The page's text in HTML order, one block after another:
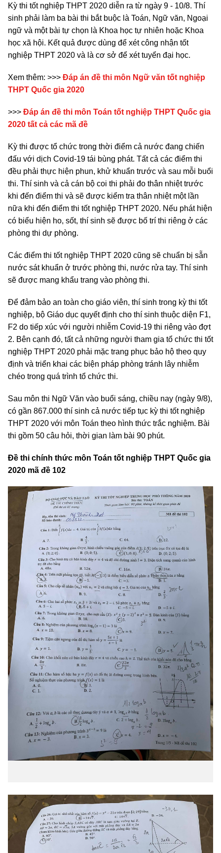
Kỳ thi tốt nghiệp THPT 2020 diễn ra từ ngày 9 - 10/8. Thí
sinh phải làm ba bài thi bắt buộc là Toán, Ngữ văn, Ngoại
ngữ và một bài tự chọn là Khoa học tự nhiên hoặc Khoa
học xã hội. Kết quả được dùng để xét công nhận tốt
nghiệp THPT 2020 và là cơ sở để xét tuyển đại học.
Xem thêm: >>> Đáp án đề thi môn Ngữ văn tốt nghiệp
THPT Quốc gia 2020
>>> Đáp án đề thi môn Toán tốt nghiệp THPT Quốc gia
2020 tất cả các mã đề
Kỳ thi được tổ chức trong thời điểm cả nước đang chiến
đấu với dịch Covid-19 tái bùng phát. Tất cả các điểm thi
đều phải thực hiện phun, khử khuẩn trước và sau mỗi buổi
thi. Thí sinh và cả cán bộ coi thi phải đo thân nhiệt trước
khi đến điểm thi và sẽ được kiểm tra thân nhiệt một lần
nữa khi đến điểm thi tốt nghiệp THPT 2020. Nếu phát hiện
có biểu hiện ho, sốt, thí sinh sẽ được bố trí thi riêng ở các
phòng thi dự phòng.
Các điểm thi tốt nghiệp THPT 2020 cũng sẽ chuẩn bị sẵn
nước sát khuẩn ở trước phòng thi, nước rửa tay. Thí sinh
sẽ được mang khẩu trang vào phòng thi.
Để đảm bảo an toàn cho giáo viên, thí sinh trong kỳ thi tốt
nghiệp, bộ Giáo dục quyết định cho thí sinh thuộc diện F1,
F2 do tiếp xúc với người nhiễm Covid-19 thi riêng vào đợt
2. Bên cạnh đó, tất cả những người tham gia tổ chức thi tốt
nghiệp THPT 2020 phải mặc trang phục bảo hộ theo quy
định và triển khai các biện pháp phòng tránh lây nhiễm
chéo trong quá trình tổ chức thi.
Sau môn thi Ngữ Văn vào buổi sáng, chiều nay (ngày 9/8),
có gần 867.000 thí sinh cả nước tiếp tục kỳ thi tốt nghiệp
THPT 2020 với môn Toán theo hình thức trắc nghiệm. Bài
thi gồm 50 câu hỏi, thời gian làm bài 90 phút.
Đề thi chính thức môn Toán tốt nghiệp THPT Quốc gia
2020 mã đề 102